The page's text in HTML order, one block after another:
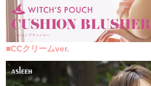
■CCクリームver.